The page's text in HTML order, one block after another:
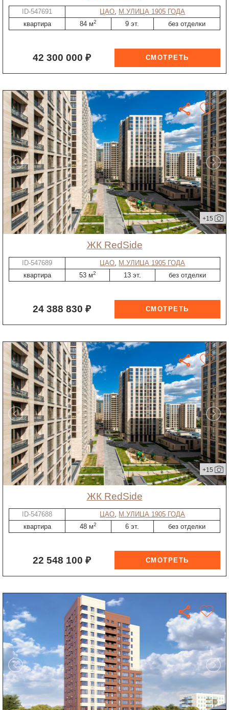
ID-547691 ЦАО, М.УЛИЦА 1905 ГОДА
квартира
84 м2 9 эт. без отделки
42 300 000 ₽
+15
ЖК RedSide
ID-547689 ЦАО, М.УЛИЦА 1905 ГОДА
квартира
53 м2 13 эт. без отделки
24 388 830 ₽
+15
ЖК RedSide
ID-547688 ЦАО, М.УЛИЦА 1905 ГОДА
квартира
48 м2 6 эт. без отделки
22 548 100 ₽